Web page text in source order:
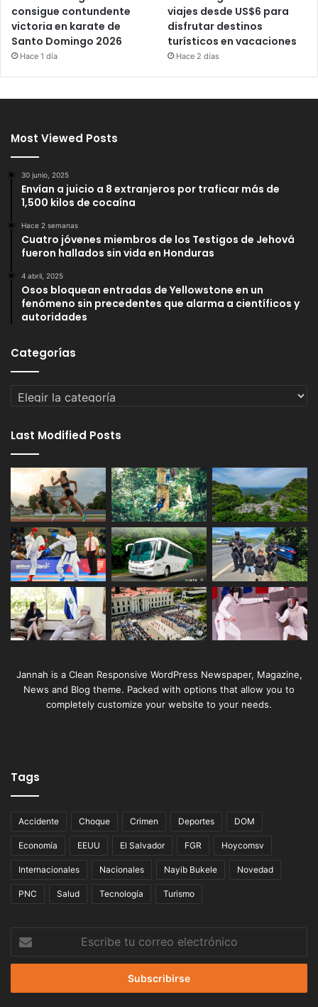
consigue contundente
victoria en karate de
Santo Domingo 2026
Hace 1 día
viajes desde US$6 para
disfrutar destinos
turísticos en vacaciones
Hace 2 días
Most Viewed Posts
30 junio, 2025
Envían a juicio a 8 extranjeros por traficar más de
1,500 kilos de cocaína
Hace 2 semanas
Cuatro jóvenes miembros de los Testigos de Jehová
fueron hallados sin vida en Honduras
4 abril, 2025
Osos bloquean entradas de Yellowstone en un
fenómeno sin precedentes que alarma a científicos y
autoridades
Categorías
Categorías
Last Modified Posts
Jannah is a Clean Responsive WordPress Newspaper, Magazine,
News and Blog theme. Packed with options that allow you to
completely customize your website to your needs.
Tags
Accidente Choque Crimen Deportes DOM
Economía EEUU El Salvador FGR Hoycomsv
Internacionales Nacionales Nayib Bukele Novedad
PNC Salud Tecnología Turismo
correo